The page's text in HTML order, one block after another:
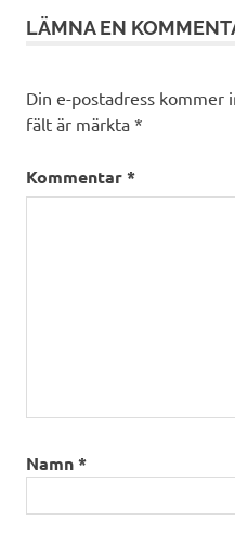
LÄMNA EN
Din e-postadress kommer
fält är märkta *
Kommentar*
Namn*